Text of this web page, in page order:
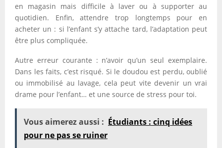
en magasin mais difficile à laver ou à supporter au
quotidien. Enfin, attendre trop longtemps pour en
acheter un : si l’enfant s’y attache tard, l’adaptation peut
être plus compliquée.
Autre erreur courante : n’avoir qu’un seul exemplaire.
Dans les faits, c’est risqué. Si le doudou est perdu, oublié
ou immobilisé au lavage, cela peut vite devenir un vrai
drame pour l’enfant… et une source de stress pour toi.
Vous aimerez aussi : Étudiants : cinq idées
pour ne pas se ruiner